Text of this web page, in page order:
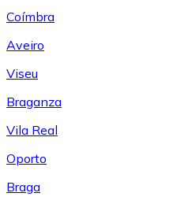
Coímbra
Aveiro
Viseu
Braganza
Vila Real
Oporto
Braga